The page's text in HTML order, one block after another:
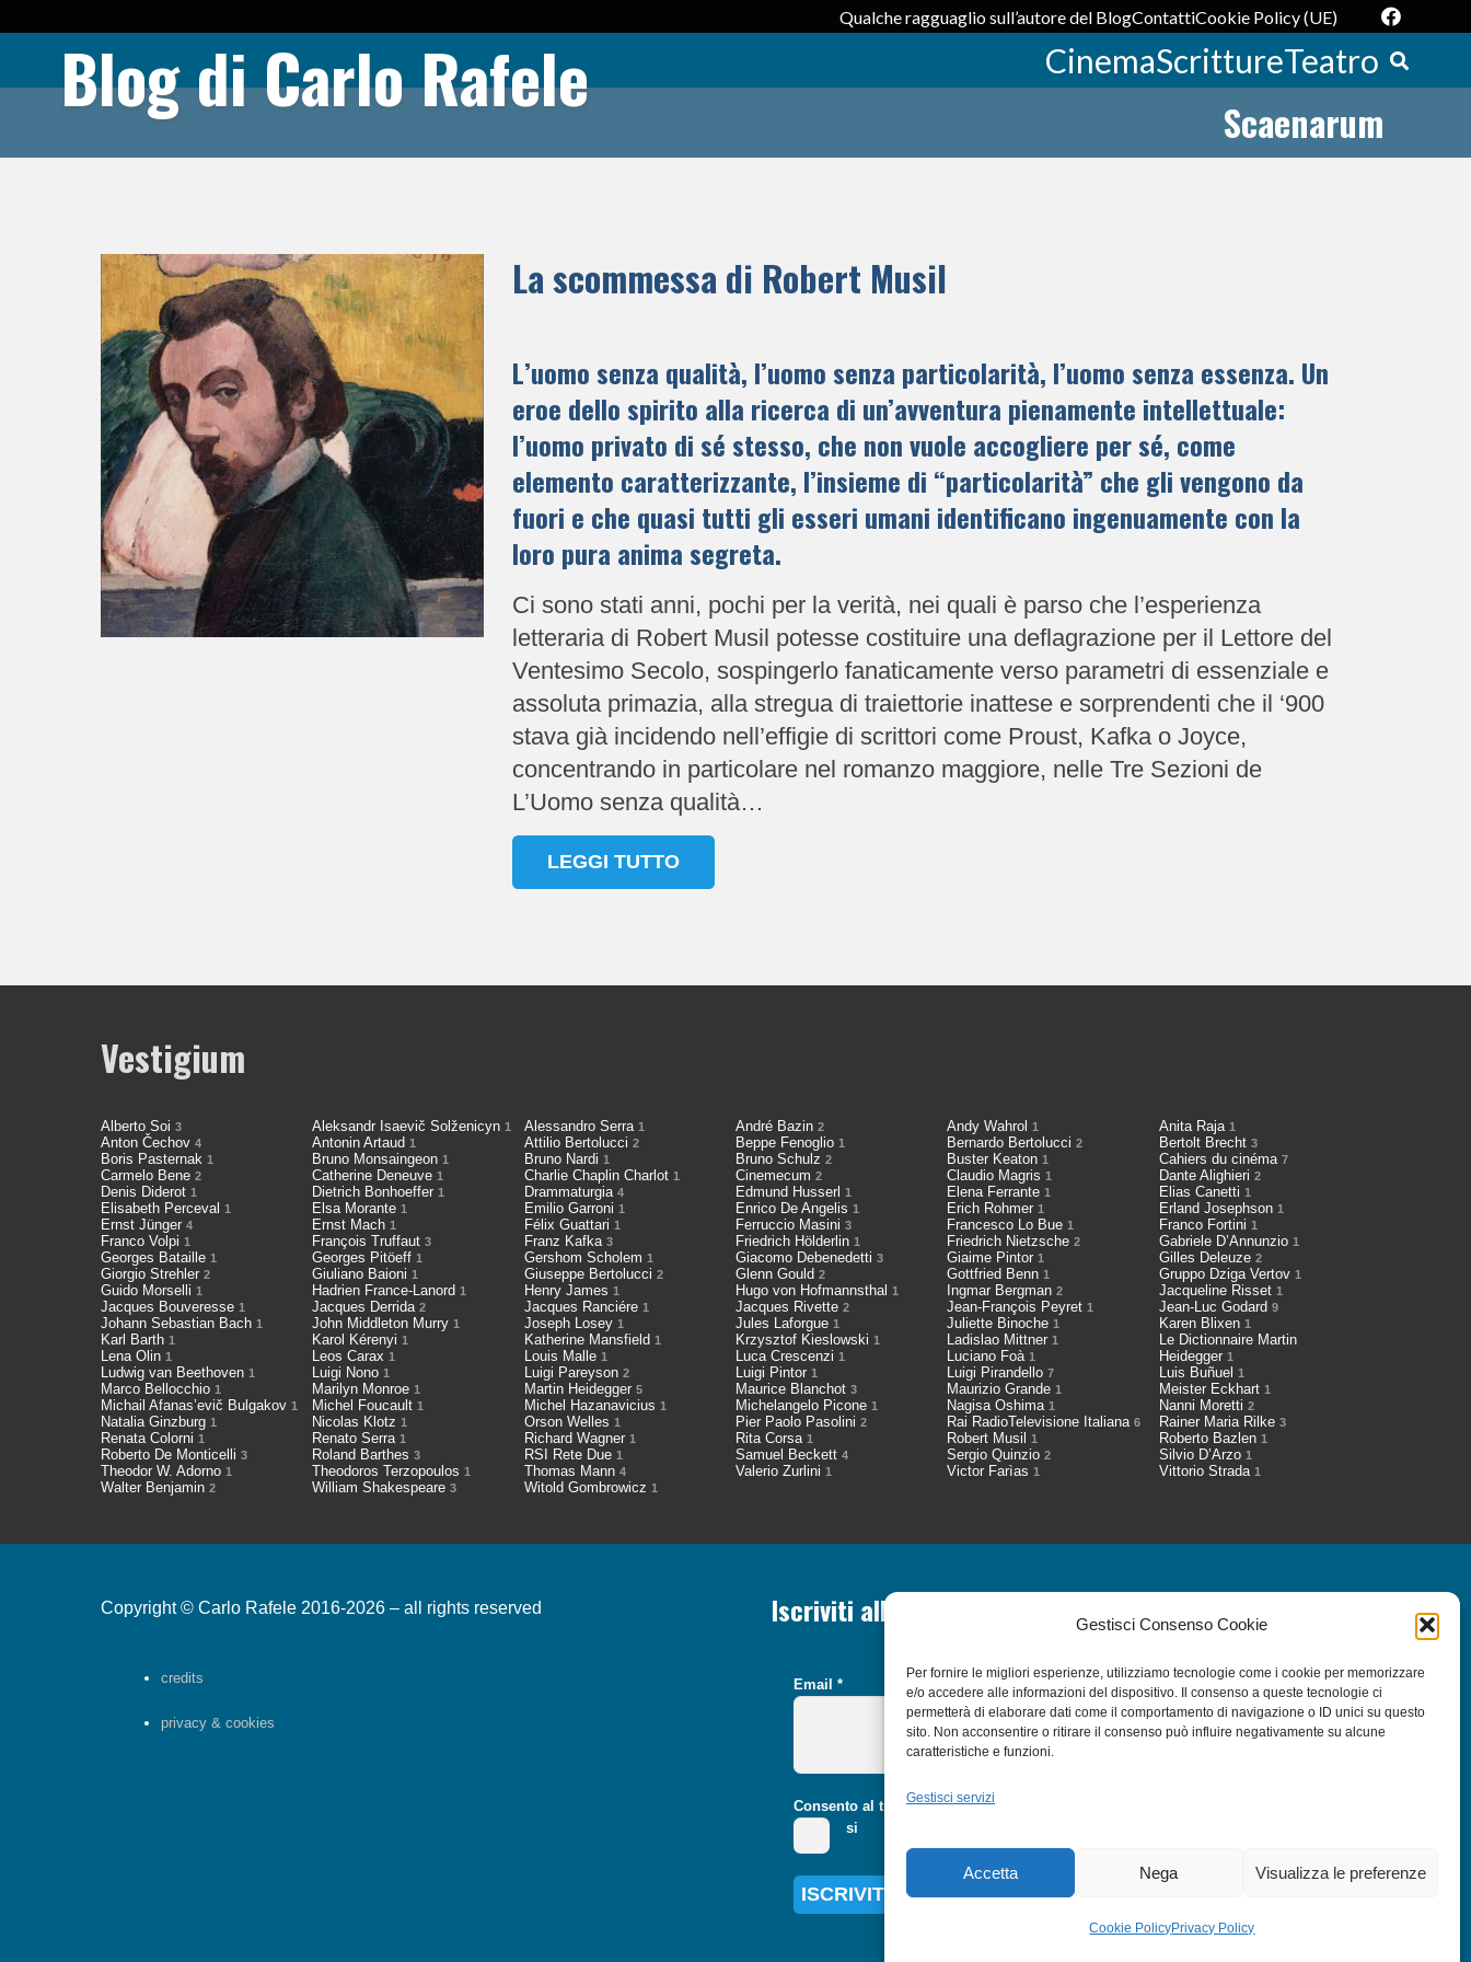
Gestisci Consenso Cookie
Per fornire le migliori esperienze, utilizziamo tecnologie come i cookie per memorizzare
e/o accedere alle informazioni del dispositivo. Il consenso a queste tecnologie ci
permetterà di elaborare dati come il comportamento di navigazione o ID unici su questo
sito. Non acconsentire o ritirare il consenso può influire negativamente su alcune
caratteristiche e funzioni.
Gestisci servizi
Accetta Nega Visualizza le preferenze
Cookie PolicyPrivacy Policy
Qualche ragguaglio sull’autore del BlogContattiCookie Policy (UE)
Blog di Carlo Rafele CinemaScrittureTeatro
Scaenarum
La scommessa di Robert Musil
L’uomo senza qualità, l’uomo senza particolarità, l’uomo senza essenza. Un
eroe dello spirito alla ricerca di un’avventura pienamente intellettuale:
l’uomo privato di sé stesso, che non vuole accogliere per sé, come
elemento caratterizzante, l’insieme di “particolarità” che gli vengono da
fuori e che quasi tutti gli esseri umani identificano ingenuamente con la
loro pura anima segreta.
Ci sono stati anni, pochi per la verità, nei quali è parso che l’esperienza
letteraria di Robert Musil potesse costituire una deflagrazione per il Lettore del
Ventesimo Secolo, sospingerlo fanaticamente verso parametri di essenziale e
assoluta primazia, alla stregua di traiettorie inattese e sorprendenti che il ‘900
stava già incidendo nell’effigie di scrittori come Proust, Kafka o Joyce,
concentrando in particolare nel romanzo maggiore, nelle Tre Sezioni de
L’Uomo senza qualità…
LEGGI TUTTO
Vestigium
Alberto Soi 3 Aleksandr Isaevič Solženicyn1 Alessandro Serra 1 André Bazin 2 Andy Wahrol1 Anita Raja 1
Anton Čechov 4 Antonin Artaud1 Attilio Bertolucci 2 Beppe Fenoglio 1 Bernardo Bertolucci2 Bertolt Brecht 3
Boris Pasternak 1 Bruno Monsaingeon1 Bruno Nardi 1 Bruno Schulz 2 Buster Keaton1 Cahiers du cinéma 7
Carmelo Bene 2 Catherine Deneuve1 Charlie Chaplin Charlot 1 Cinemecum 2 Claudio Magris1 Dante Alighieri 2
Denis Diderot 1 Dietrich Bonhoeffer1 Drammaturgia 4 Edmund Husserl 1 Elena Ferrante1 Elias Canetti 1
Elisabeth Perceval 1 Elsa Morante1 Emilio Garroni 1 Enrico De Angelis 1 Erich Rohmer1 Erland Josephson 1
Ernst Jünger 4 Ernst Mach1 Félix Guattari 1 Ferruccio Masini 3 Francesco Lo Bue1 Franco Fortini 1
Franco Volpi 1 François Truffaut3 Franz Kafka 3 Friedrich Hölderlin 1 Friedrich Nietzsche2 Gabriele D’Annunzio 1
Georges Bataille 1 Georges Pitöeff1 Gershom Scholem 1 Giacomo Debenedetti 3 Giaime Pintor1 Gilles Deleuze 2
Giorgio Strehler 2 Giuliano Baioni1 Giuseppe Bertolucci 2 Glenn Gould 2 Gottfried Benn1 Gruppo Dziga Vertov 1
Guido Morselli 1 Hadrien France-Lanord1 Henry James 1 Hugo von Hofmannsthal 1 Ingmar Bergman2 Jacqueline Risset 1
Jacques Bouveresse 1 Jacques Derrida2 Jacques Ranciére 1 Jacques Rivette 2 Jean-François Peyret1 Jean-Luc Godard 9
Johann Sebastian Bach 1 John Middleton Murry1 Joseph Losey 1 Jules Laforgue 1 Juliette Binoche1 Karen Blixen 1
Karl Barth 1 Karol Kérenyi1 Katherine Mansfield 1 Krzysztof Kieslowski 1 Ladislao Mittner1
Le Dictionnaire Martin
Heidegger 1
Lena Olin 1 Leos Carax1 Louis Malle 1 Luca Crescenzi 1 Luciano Foà1
Ludwig van Beethoven 1 Luigi Nono1 Luigi Pareyson 2 Luigi Pintor 1 Luigi Pirandello7 Luis Buñuel 1
Marco Bellocchio 1 Marilyn Monroe1 Martin Heidegger 5 Maurice Blanchot 3 Maurizio Grande1 Meister Eckhart 1
Michail Afanas’evič Bulgakov 1 Michel Foucault1 Michel Hazanavicius 1 Michelangelo Picone 1 Nagisa Oshima1 Nanni Moretti 2
Natalia Ginzburg 1 Nicolas Klotz1 Orson Welles 1 Pier Paolo Pasolini 2 Rai RadioTelevisione Italiana6 Rainer Maria Rilke 3
Renata Colorni 1 Renato Serra1 Richard Wagner 1 Rita Corsa 1 Robert Musil1 Roberto Bazlen 1
Roberto De Monticelli 3 Roland Barthes3 RSI Rete Due 1 Samuel Beckett 4 Sergio Quinzio2 Silvio D’Arzo 1
Theodor W. Adorno 1 Theodoros Terzopoulos1 Thomas Mann 4 Valerio Zurlini 1 Victor Farìas1 Vittorio Strada 1
Walter Benjamin 2 William Shakespeare3 Witold Gombrowicz 1
Copyright © Carlo Rafele 2016-2026 – all rights reserved
credits
privacy & cookies
Iscriviti alla nostra Newsletter
Email *
Consento al trattamento dei miei dati
si